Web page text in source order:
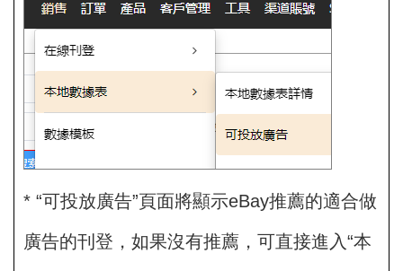
* “可投放廣告”頁面將顯示eBay推薦的適合做
廣告的刊登，如果沒有推薦，可直接進入“本